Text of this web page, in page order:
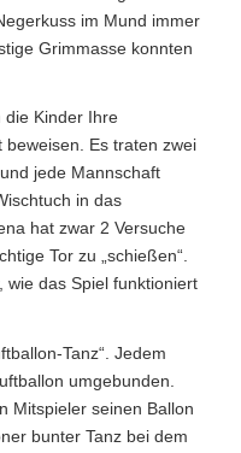
im Mund immer
Grimmasse konnten
die Kinder Ihre
Es traten zwei
jede Mannschaft
in das
hat zwar 2 Versuche
Tor zu „schießen“.
wie das Spiel funktioniert
Tanz“. Jedem
umgebunden.
Mitspieler seinen Ballon
bunter Tanz bei dem